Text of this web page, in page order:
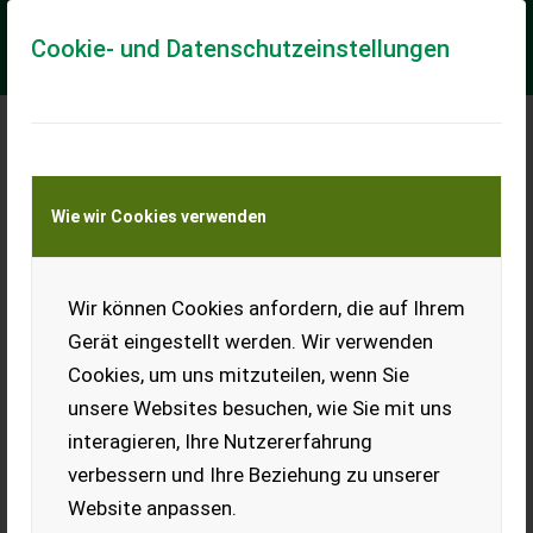
Cookie- und Datenschutzeinstellungen
Wie wir Cookies verwenden
Wir können Cookies anfordern, die auf Ihrem
Gerät eingestellt werden. Wir verwenden
Cookies, um uns mitzuteilen, wenn Sie
unsere Websites besuchen, wie Sie mit uns
interagieren, Ihre Nutzererfahrung
verbessern und Ihre Beziehung zu unserer
Website anpassen.
Meine Transportkostenanfrage
Transport von Land- und Baumaschinen –
KEINE Tiertransporte
6 Hubwagen
Schwerlastrollen,
Vogel, neu.
Biete hier wegen
Gerätewechsel aus
Bevorratung, sechs
hochwertige Vogel-
Lastrollen mit Kugellager.